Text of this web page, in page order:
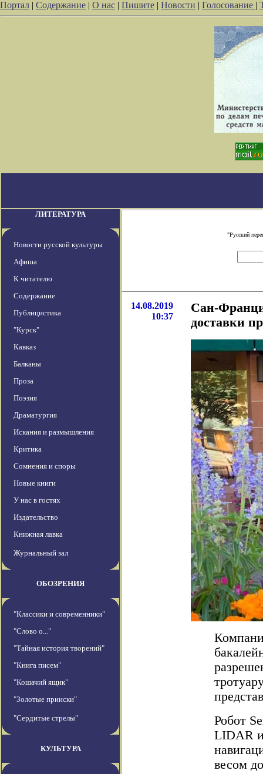
Портал | Содержание | О нас | Пишите | Новости | Голосование |
ЛИТЕРАТУРА
Новости русской культуры
Афиша
К читателю
Содержание
Публицистика
"Курск"
Кавказ
Балканы
Проза
Поэзия
Драматургия
Искания и размышления
Критика
Сомнения и споры
Новые книги
У нас в гостях
Издательство
Книжная лавка
Журнальный зал
ОБОЗРЕНИЯ
"Классики и современники"
"Слово о..."
"Тайная история творений"
"Книга писем"
"Кошачий ящик"
"Золотые прииски"
"Сердитые стрелы"
КУЛЬТУРА
"Русский
14.08.2019
10:37
Сан-
доставки
Робот
LIDAR
весом